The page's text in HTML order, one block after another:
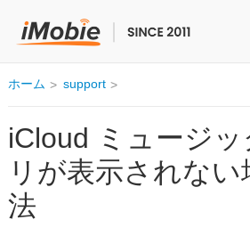
ロック解除&データ復元
データ転送
マルチメディア
便利ツール
ホーム support
iCloud ミュージ
リが表示されな
法